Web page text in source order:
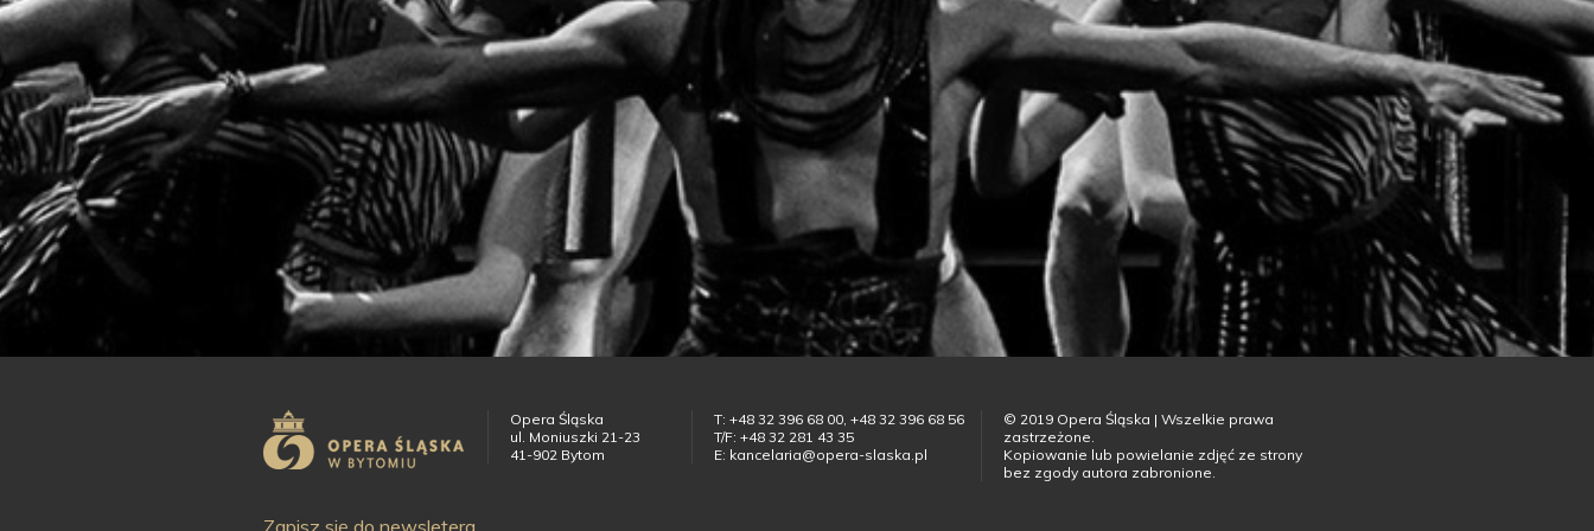
Opera Śląska
ul. Moniuszki 21-23
41-902 Bytom
T: +48 32 396 68 00, +48 32 396 68 56
T/F: +48 32 281 43 35
E: kancelaria@opera-slaska.pl
© 2019 Opera Śląska | Wszelkie prawa
zastrzeżone.
Kopiowanie lub powielanie zdjęć ze strony
bez zgody autora zabronione.
Zapisz się do newsletera